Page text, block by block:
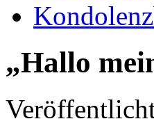
„Hallo